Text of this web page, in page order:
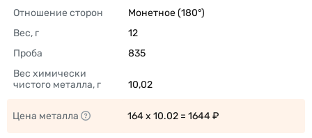
Отношение сторон
Монетное (180°)
Вес, г
12
Проба
835
Вес химически
чистого металла, г
10,02
Цена металла 164 x 10.02 = 1644 ₽